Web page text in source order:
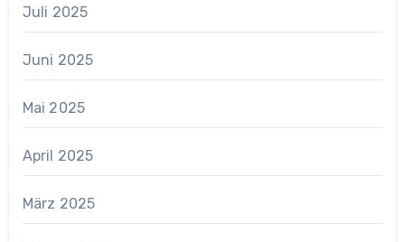
Juli 2025
Juni 2025
Mai 2025
April 2025
März 2025